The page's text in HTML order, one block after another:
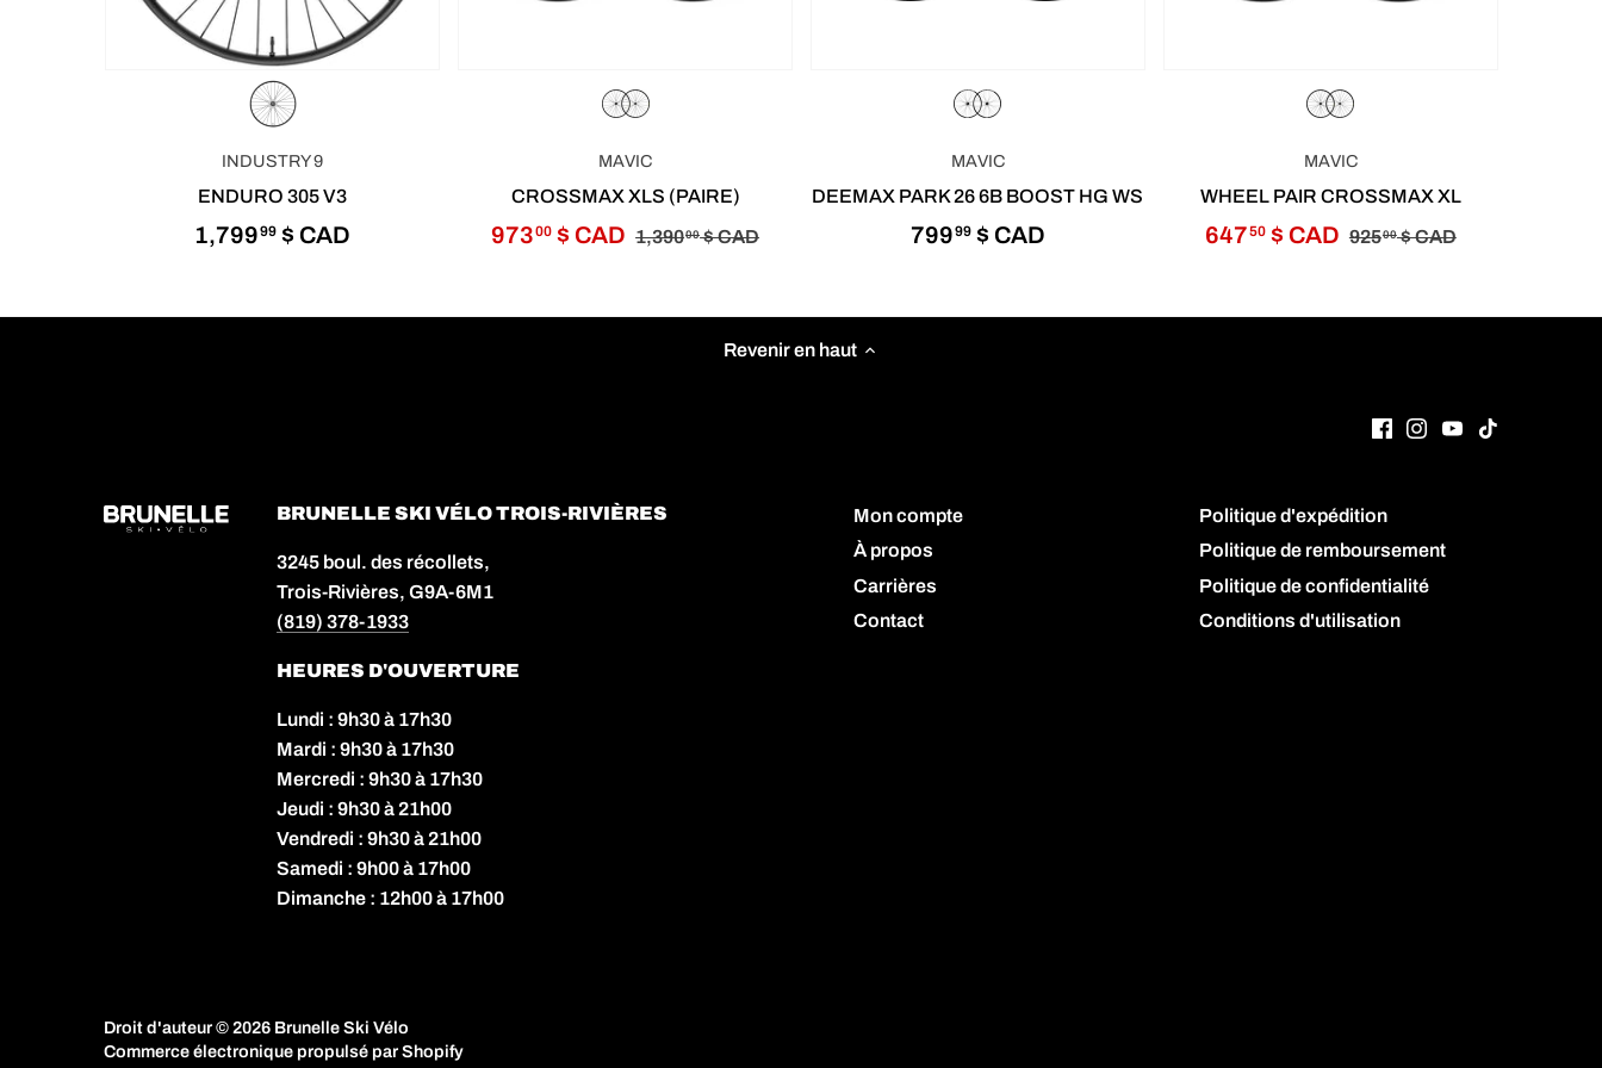
INDUSTRY 9
ENDURO 305 V3
1,79999 $ CAD
MAVIC
CROSSMAX XLS (PAIRE)
97300 $ CAD 1,39000$ CAD
MAVIC
DEEMAX PARK 26 6B BOOST HG WS
79999$ CAD
MAVIC
WHEEL PAIR CROSSMAX XL
64750$ CAD 92500$ CAD
Revenir en haut
BRUNELLE SKI VÉLO TROIS-RIVIÈRES
3245 boul. des récollets,
Trois-Rivières, G9A-6M1
(819) 378-1933
HEURES D'OUVERTURE
Lundi : 9h30 à 17h30
Mardi : 9h30 à 17h30
Mercredi : 9h30 à 17h30
Jeudi : 9h30 à 21h00
Vendredi : 9h30 à 21h00
Samedi : 9h00 à 17h00
Dimanche : 12h00 à 17h00
Mon compte
À propos
Carrières
Contact
Politique d'expédition
Politique de remboursement
Politique de confidentialité
Conditions d'utilisation
Droit d'auteur © 2026 Brunelle Ski Vélo
Commerce électronique propulsé par Shopify